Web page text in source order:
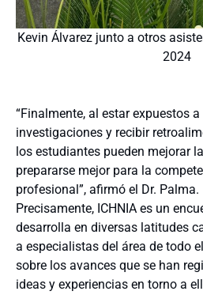
Kevin Álvarez junto a otros
2024
“Finalmente, al estar expuestos
investigaciones y recibir
los estudiantes pueden mejorar
prepararse mejor para la
profesional”, afirmó el Dr. Palma.
Precisamente, ICHNIA es un
desarrolla en diversas latitudes
a especialistas del área de todo
sobre los avances que se han
ideas y experiencias en torno a